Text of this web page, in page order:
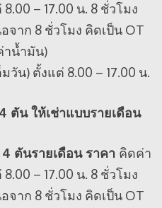
– 17.00 น. 8 ชั่วโมง
จาก 8 ชั่วโมง คิดเป็น OT
าน้ำมัน)
มวัน) ตั้งแต่ 8.00 – 17.00 น.
ตัน ให้เช่าแบบรายเดือน
ตันรายเดือน ราคา คิดค่า
– 17.00 น. 8 ชั่วโมง
จาก 8 ชั่วโมง คิดเป็น OT